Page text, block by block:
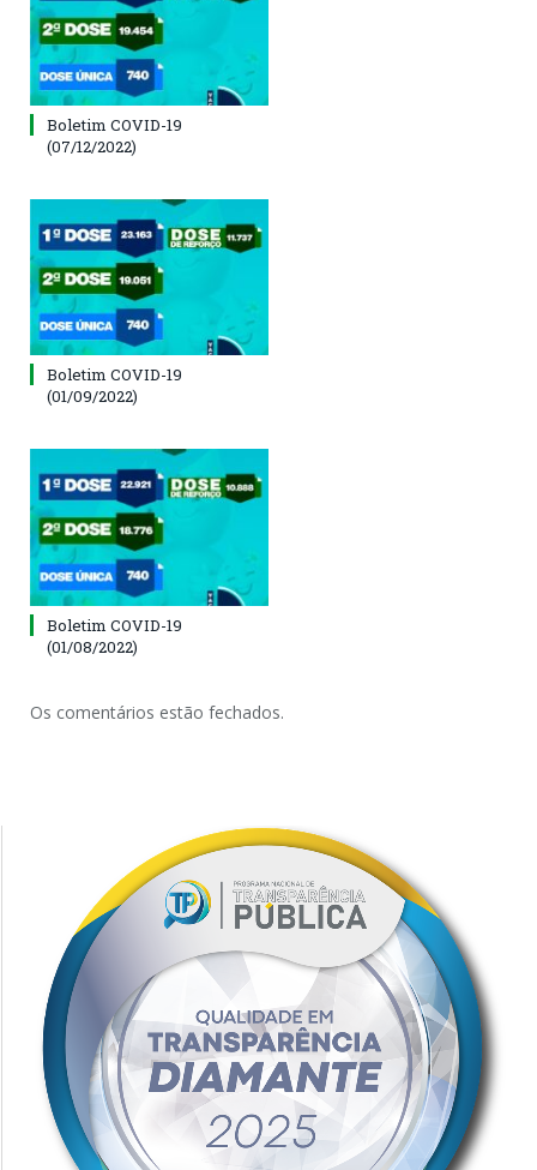
Boletim COVID-19
(07/12/2022)
Boletim COVID-19
(01/09/2022)
Boletim COVID-19
(01/08/2022)
Os comentários estão fechados.